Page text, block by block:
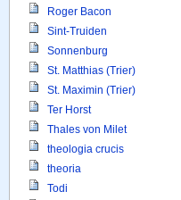
Roger Bacon
Sint-Truiden
Sonnenburg
St. Matthias (Trier)
St. Maximin (Trier)
Ter Horst
Thales von Milet
theologia crucis
theoria
Todi